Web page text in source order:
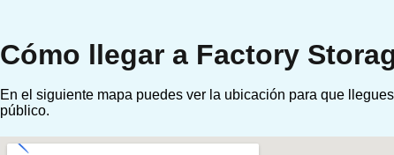
Cómo llegar a Factory
En el siguiente mapa puedes ver la ubicación para que
público.